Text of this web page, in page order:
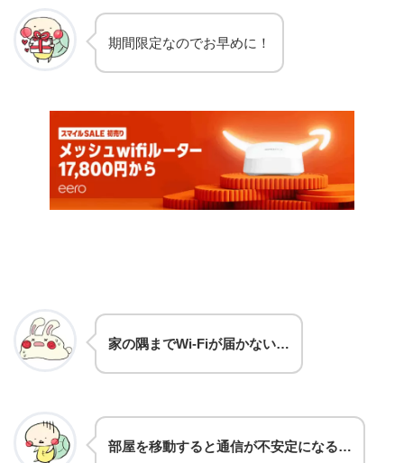
期間限定なのでお早めに！
家の隅までWi-Fiが届かない…
部屋を移動すると通信が不安定になる…